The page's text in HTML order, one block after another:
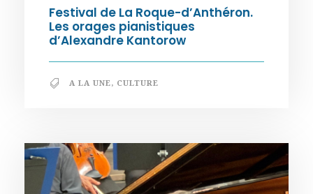
Festival de La Roque-d’Anthéron.
Les orages pianistiques
d’Alexandre Kantorow
A LA UNE, CULTURE